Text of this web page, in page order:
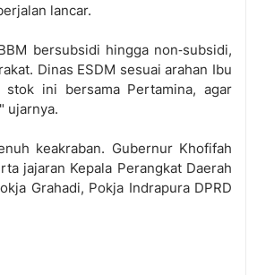
lancar.
bersubsidi hingga non‑subsidi,
Dinas ESDM sesuai arahan Ibu
ini bersama Pertamina, agar
ujarnya.
keakraban. Gubernur Khofifah
jajaran Kepala Perangkat Daerah
Grahadi, Pokja Indrapura DPRD